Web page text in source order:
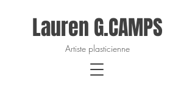
Lauren G.CAMPS
Artiste plasticienne